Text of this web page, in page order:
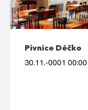
Pivnice Déčko
30.11.-0001 00:00